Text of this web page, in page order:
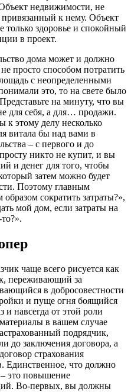
недвижимости, не
к нему. Объект
здоровье и спокойный
в проект.
дома может и должно
просто способом потратить
с неопределенными
это, то на свете было
на минуту, что вы
для себя, а для… продажи.
к этому делу несколько
витала бы над вами в
– с первого и до
никто не купит, и вы
и денег для того, чтобы
затем можно будет
Поэтому главным
сократить затраты?»,
мой дом, если затраты на
чаще всего рисуется как
переживающий за
в добросовестности
и пуще огня боящийся
и навсегда от этой роли
материалы в вашем случае
подрядчик,
до заключения договора, а
страхования
Единственное, что должно
– это повышение
Во-первых, вы должны